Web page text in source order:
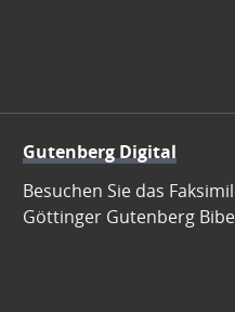
Gutenberg Digital
Besuchen Sie das
Göttinger Gutenberg